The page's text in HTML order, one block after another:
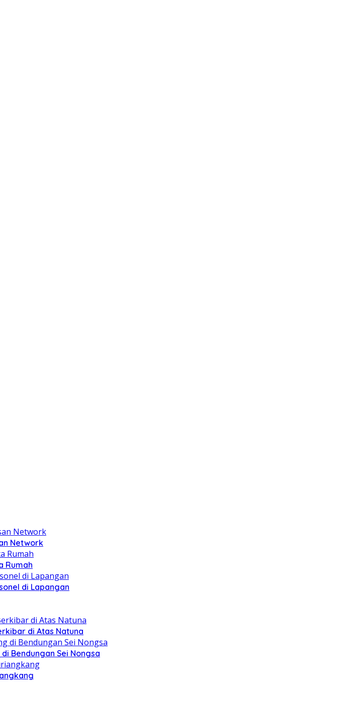
Network
Rumah
di Lapangan
di Atas Natuna
Bendungan Sei Nongsa